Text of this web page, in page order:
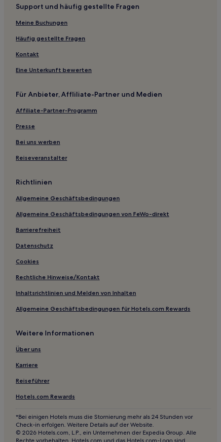
Ski in El Golf
Haustierfreundliche in El Golf
Hotels mit Parkplatz nahe Uruguay Park
Hotels mit Weingut nahe Uruguay Park
Familien in Santiago
Hotels mit Fitnessbereich in Santiago
Hotels mit Parkplatz in Santiago
Günstige in Barrio Italia
Hotels mit inbegriffenem Frühstück in Barrio Italia
Boutique- in Providencia
Hotels mit Wellnessbereich in Providencia
Hotels mit Weingut in Providencia
Haustierfreundliche in Providencia
Lgbtqia-Freundliche in Providencia
Luxus in Providencia
Hotels mit Pool in Ñuñoa
Hotels mit Parkplatz in Ñuñoa
Hotels mit Weingut nahe Park von Santiago
Haustierfreundliche nahe Park von Santiago
Hotels mit Parkplatz in Metropolregion Santiago
Haustierfreundliche in Metropolregion Santiago
Hotels nahe Museo Ralli
Hotels nahe Clinica RedSalud Vitacura
Bellavista: Hotels
Hotels nahe Station Rondizzoni
Hotels nahe Estadio Nacional de Chile Julio Martínez
Prádanos
Support und häufig gestellte Fragen
Meine Buchungen
Häufig gestellte Fragen
Kontakt
Eine Unterkunft bewerten
Für Anbieter, Affliliate-Partner und Medien
Affiliate-Partner-Programm
Presse
Bei uns werben
Reiseveranstalter
Richtlinien
Allgemeine Geschäftsbedingungen
Allgemeine Geschäftsbedingungen von FeWo-direkt
Barrierefreiheit
Datenschutz
Cookies
Rechtliche Hinweise/Kontakt
Inhaltsrichtlinien und Melden von Inhalten
Allgemeine Geschäftsbedingungen für Hotels.com Rewards
Weitere Informationen
Über uns
Karriere
Reiseführer
Hotels.com Rewards
*Bei einigen Hotels muss die Stornierung mehr als 24 Stunden vor
Check-in erfolgen. Weitere Details auf der Website.
© 2026 Hotels.com, L.P., ein Unternehmen der Expedia Group. Alle
Rechte vorbehalten. Hotels.com und das Hotels.com-Logo sind